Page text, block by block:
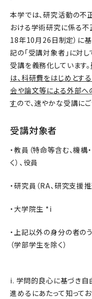
本学では、研究活動の不
おける学術研究に係る不
18年10月26日制定）に基
記の「受講対象者」に対
受講を義務化しています。
は、科研費をはじめとす
会や論文等による外部へ
すので、速やかな受講にご
受講対象者
・教員（特命等含む、機
く）、役員
・研究員（RA、研究支援
・大学院生 *i
・上記以外の身分の者の
（学部学生を除く）
i. 学問的良心に基づき自
進めるにあたって知って